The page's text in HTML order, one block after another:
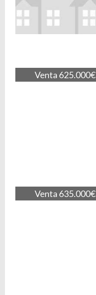
Venta 625.000€
Venta 635.000€